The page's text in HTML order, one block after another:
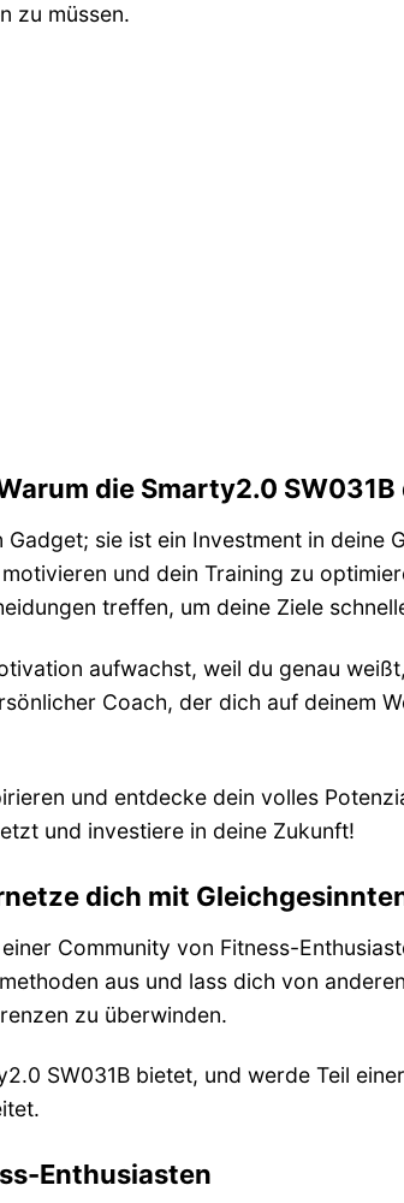
zu müssen.
die Smarty2.0
sie ist ein Investment in deine
und dein Training zu
treffen, um deine Ziele
aufwachst, weil du genau
Coach, der dich auf deinem
und entdecke dein volles
und investiere in deine Zukunft!
dich mit
Community von Fitness-
aus und lass dich von
zu überwinden.
SW031B bietet, und werde Teil
Enthusiasten